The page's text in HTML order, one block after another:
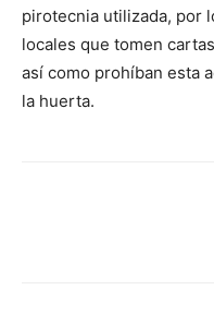
pirotecnia utilizada, por
locales que tomen
así como prohíban esta
la huerta.